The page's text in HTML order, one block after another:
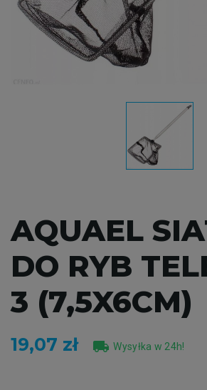
AQUAEL
DO RYB
3 (7,5X6CM)
19,07 zł local_shipping Wysyłka w 24h!